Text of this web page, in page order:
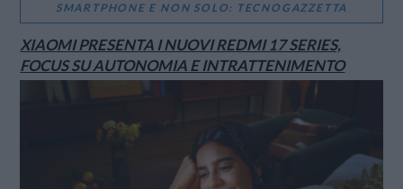
SMARTPHONE E NON SOLO: TECNOGAZZETTA
XIAOMI PRESENTA I NUOVI REDMI 17 SERIES,
FOCUS SU AUTONOMIA E INTRATTENIMENTO